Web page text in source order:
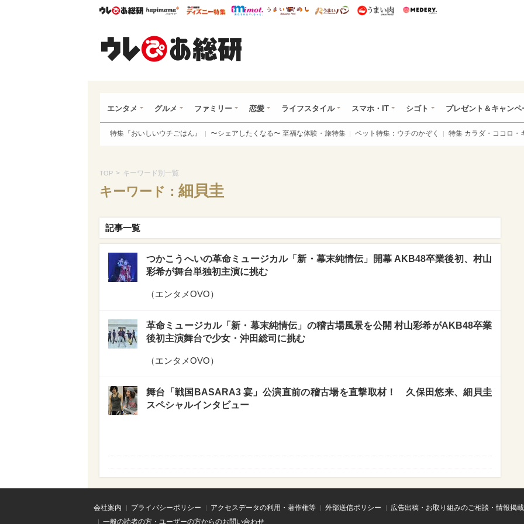
ウレぴあ総研ハピママ* ウレぴあ総研 ディズニー特集
mimot. うまいめし うまいパン うまい肉
エンタメ グルメ ファミリー 恋愛 ライフスタイル スマホ・IT シゴト プレゼント＆キャンペ
特集『おいしいウチごはん』 〜シェアしたくなる〜 至福な体験・旅特集 ペット特集：ウチのかぞく 特集 カラダ・ココロ・
TOP > キーワード別一覧
キーワード： 細貝圭
記事一覧
つかこうへいの革命ミュージカル「新・幕末純情伝」開幕 AKB48卒業後初、村山
彩希が舞台単独初主演に挑む
（エンタメOVO）
革命ミュージカル「新・幕末純情伝」の稽古場風景を公開 村山彩希がAKB48卒業
後初主演舞台で少女・沖田総司に挑む
（エンタメOVO）
舞台「戦国BASARA3 宴」公演直前の稽古場を直撃取材！ 久保田悠来、細貝圭
スペシャルインタビュー
会社案内 プライバシーポリシー アクセスデータの利用・著作権等 外部送信ポリシー
広告出稿・お取り組みのご相談・情報掲
一般の読者の方・ユーザーの方からのお問い合わせ